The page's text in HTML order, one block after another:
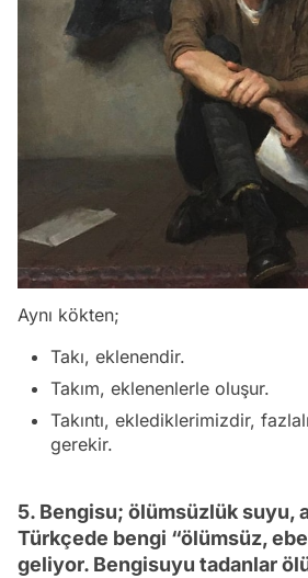
Aynı kökten;
Takı, eklenendir.
Takım, eklenenlerle oluşur.
Takıntı, eklediklerimizdir,
gerekir.
5. Bengisu; ölümsüzlük suyu,
Türkçede bengi “ölümsüz,
geliyor. Bengisuyu tadanlar